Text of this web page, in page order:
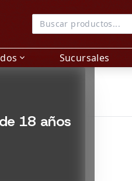
expand_more Sucursales
18 años